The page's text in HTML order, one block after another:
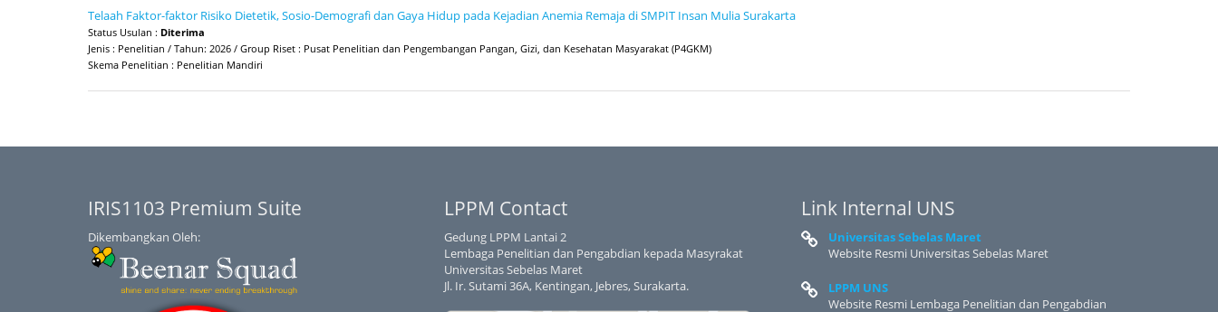
Telaah Faktor-faktor Risiko Dietetik, Sosio-Demografi dan Gaya Hidup pada Kejadian Anemia Remaja di SMPIT Insan Mulia Surakarta
Status Usulan : Diterima
Jenis : Penelitian / Tahun: 2026 / Group Riset : Pusat Penelitian dan Pengembangan Pangan, Gizi, dan Kesehatan Masyarakat (P4GKM)
Skema Penelitian : Penelitian Mandiri
IRIS1103 Premium Suite
Dikembangkan Oleh:
LPPM Contact
Gedung LPPM Lantai 2
Lembaga Penelitian dan Pengabdian kepada Masyrakat
Universitas Sebelas Maret
Jl. Ir. Sutami 36A, Kentingan, Jebres, Surakarta.
Link Internal UNS
Universitas Sebelas Maret
Website Resmi Universitas Sebelas Maret
LPPM UNS
Website Resmi Lembaga Penelitian dan Pengabdian